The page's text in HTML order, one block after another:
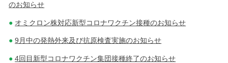
のお知らせ
オミクロン株対応新型コロナワクチン接種のお知らせ
9月中の発熱外来及び抗原検査実施のお知らせ
4回目新型コロナワクチン集団接種終了のお知らせ